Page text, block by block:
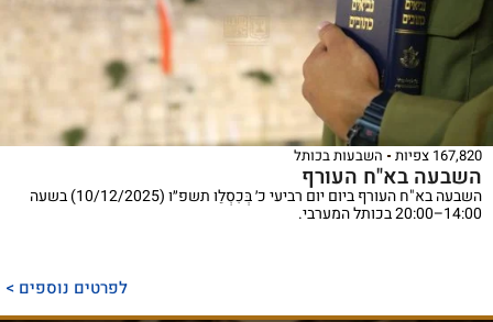
167,820 צפיות השבעות בכותל
השבעה בא"ח העורף
השבעה בא"ח העורף ביום יום רביעי כ׳ בְּכִסְלֵו תשפ״ו (10/12/2025) בשעה
14:00–20:00 בכותל המערבי.
לפרטים נוספים >